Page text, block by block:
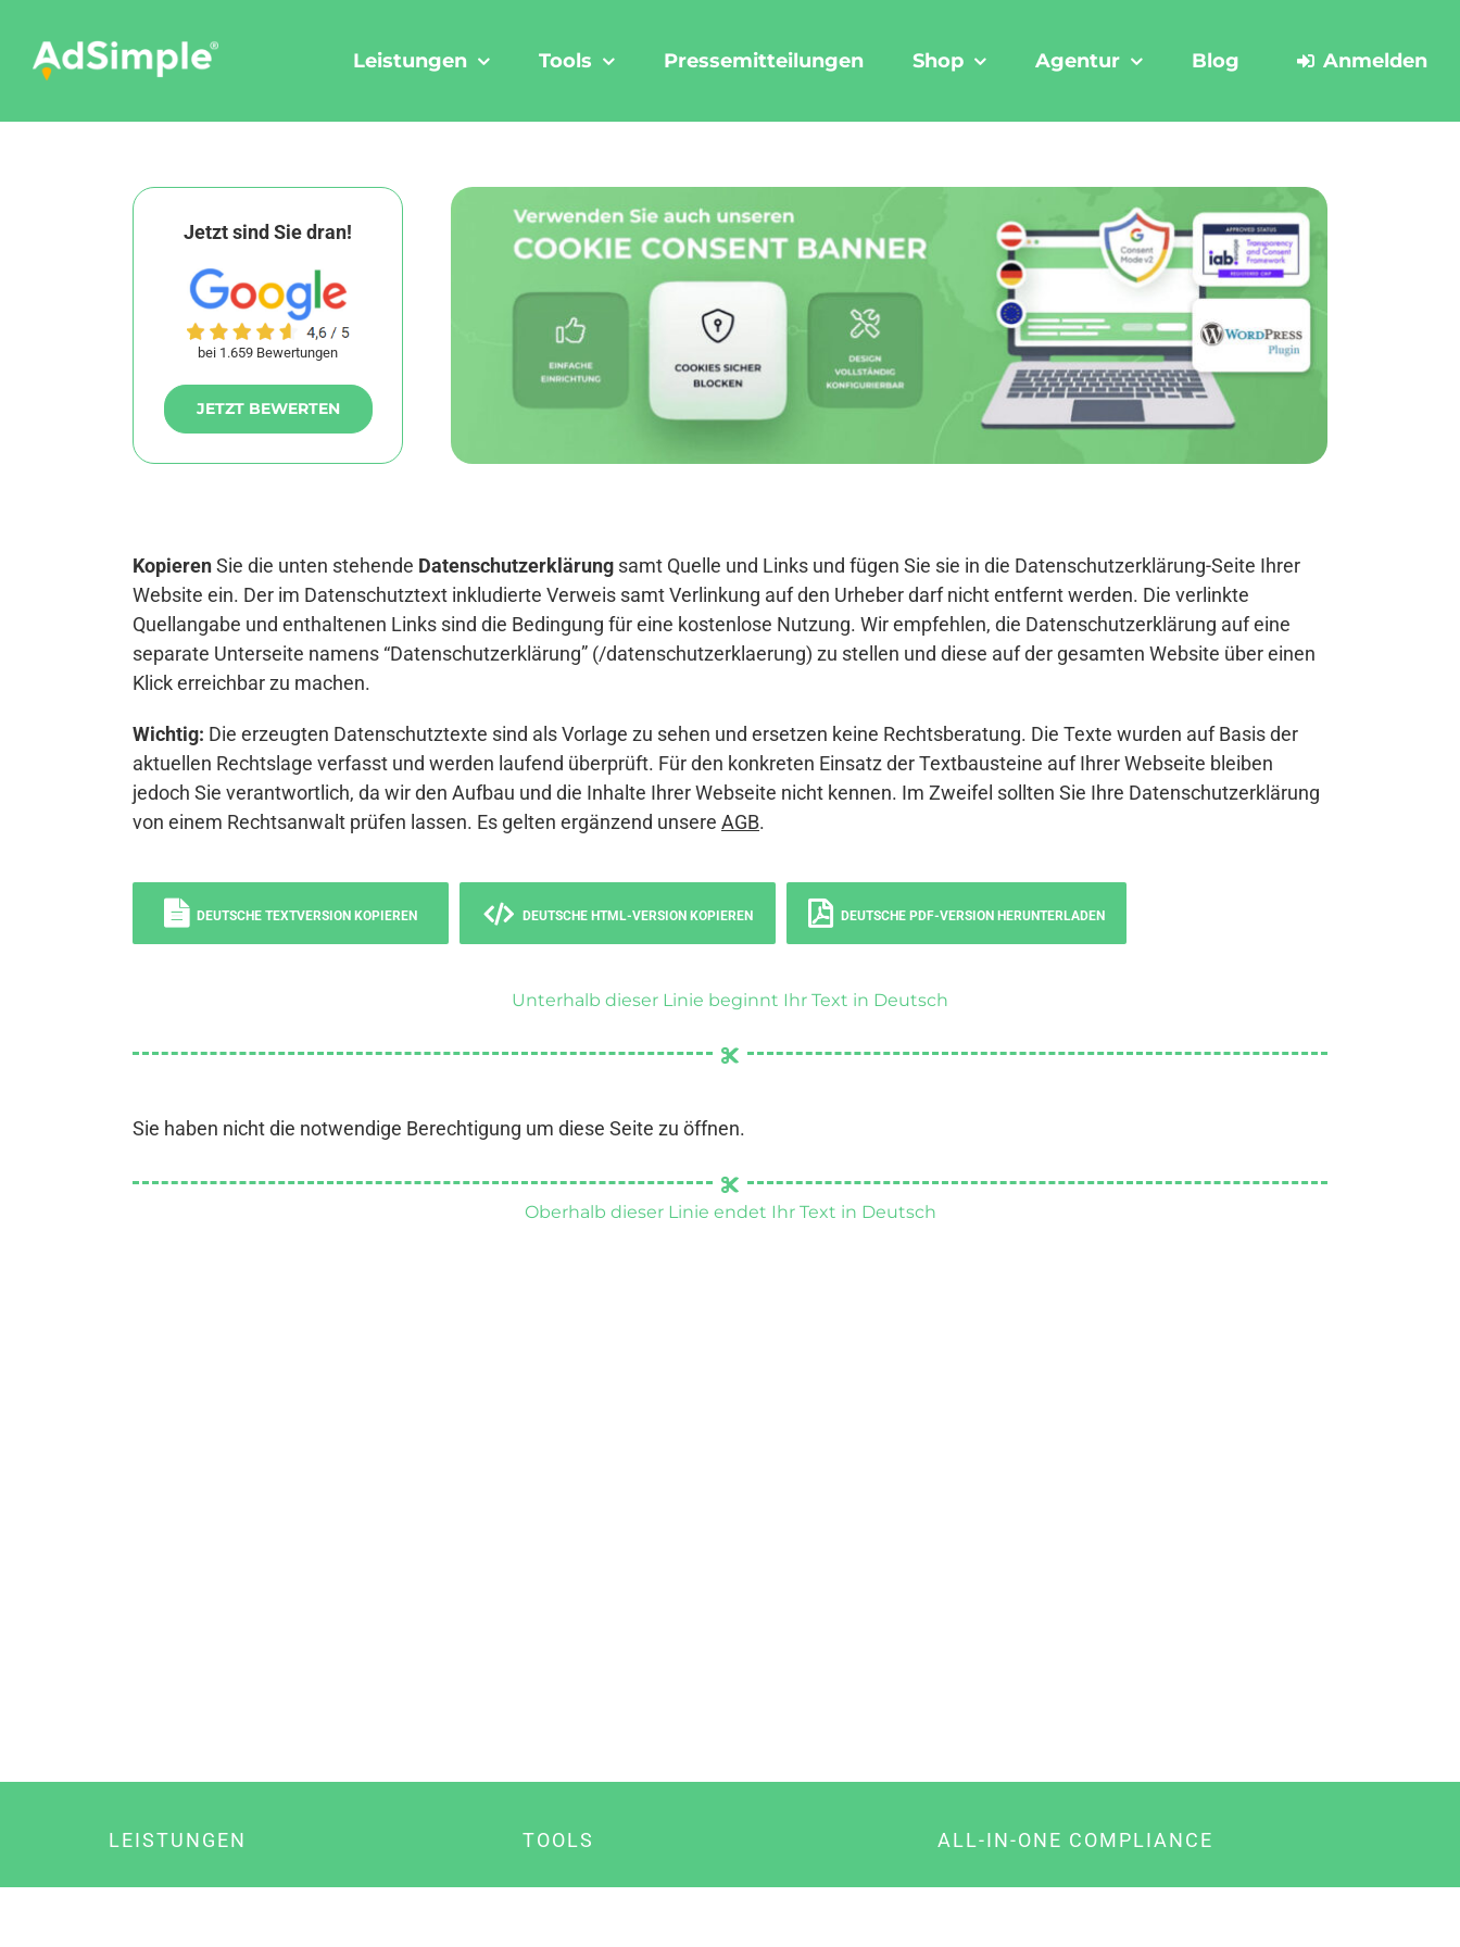
content
Leistungen Tools Pressemitteilungen Shop Agentur Blog Anmelden
Jetzt sind Sie dran!
bei 1.659 Bewertungen
JETZT BEWERTEN
KopierenSie die unten stehende Datenschutzerklärung samt Quelle und Links und fügen Sie sie in die Datenschutzerklärung-Seite Ihrer
Website ein. Der im Datenschutztext inkludierte Verweis samt Verlinkung auf den Urheber darf nicht entfernt werden. Die verlinkte
Quellangabe und enthaltenen Links sind die Bedingung für eine kostenlose Nutzung. Wir empfehlen, die Datenschutzerklärung auf eine
separate Unterseite namens “Datenschutzerklärung” (/datenschutzerklaerung) zu stellen und diese auf der gesamten Website über einen
Klick erreichbar zu machen.
Wichtig: Die erzeugten Datenschutztexte sind als Vorlage zu sehen und ersetzen keine Rechtsberatung. Die Texte wurden auf Basis der
aktuellen Rechtslage verfasst und werden laufend überprüft. Für den konkreten Einsatz der Textbausteine auf Ihrer Webseite bleiben
jedoch Sie verantwortlich, da wir den Aufbau und die Inhalte Ihrer Webseite nicht kennen. Im Zweifel sollten Sie Ihre Datenschutzerklärung
von einem Rechtsanwalt prüfen lassen. Es gelten ergänzend unsere AGB.
DEUTSCHE TEXTVERSION KOPIEREN DEUTSCHE HTML-VERSION KOPIEREN DEUTSCHE PDF-VERSION HERUNTERLADEN
Unterhalb dieser Linie beginnt Ihr Text in Deutsch
Sie haben nicht die notwendige Berechtigung um diese Seite zu öffnen.
Oberhalb dieser Linie endet Ihr Text in Deutsch
LEISTUNGEN TOOLS ALL-IN-ONE COMPLIANCE